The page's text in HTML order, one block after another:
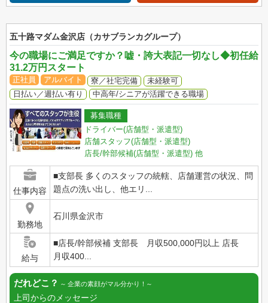
五十路マダム金沢店（カサブランカグループ）
今の職場にご満足ですか？嘘・誇大表記一切なし◆初任給
31.2万円スタート
正社員 アルバイト 寮／社宅完備
未経験可
日払い／週払い有り
中高年/シニアが活躍できる職場
募集職種
ドライバー(店舗型・派遣型)
店舗スタッフ(店舗型・派遣型)
店長/幹部候補(店舗型・派遣型) 他
仕事内容
■支部長 多くのスタッフの統轄、店舗運営の状況、問
題点の洗い出し、他エリ...
勤務地
石川県金沢市
給与
■店長/幹部候補 支部長 月収500,000円以上 店長
月収400...
だれどこ？ 企業の素顔がマル分かり！
上司からのメッセージ